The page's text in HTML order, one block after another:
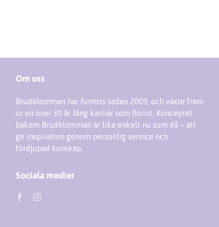
Om oss
Brudblomman har funnits sedan 2009, och växte fram
ur en över 30 år lång karriär som florist. Konceptet
bakom Brudblomman är lika enkelt nu som då – att
ge inspiration genom personlig service och
fördjupad kunskap.
Sociala medier